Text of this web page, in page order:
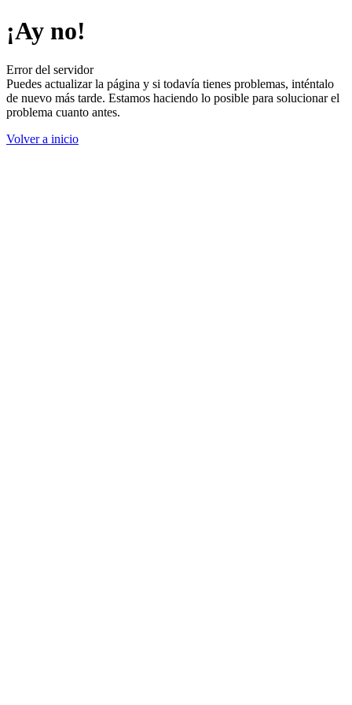
¡Ay no!
Error del servidor
Puedes actualizar la página y si todavía tienes problemas, inténtalo
de nuevo más tarde. Estamos haciendo lo posible para solucionar el
problema cuanto antes.
Volver a inicio